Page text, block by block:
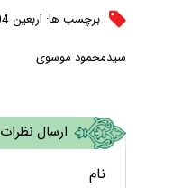
برچسب ها: اربعین 1404
سیدمحمود موسوی
ارسال نظرات
نام